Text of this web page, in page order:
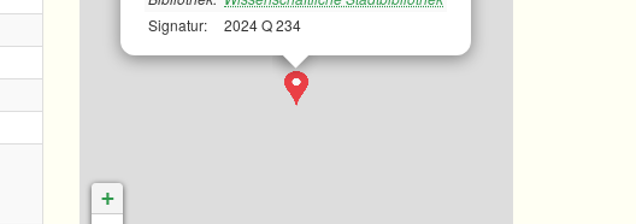
Signatur:
2024 Q 234
+